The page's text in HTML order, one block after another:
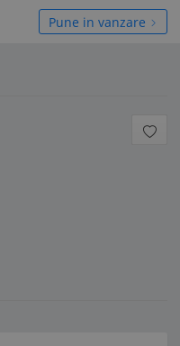
Pune in vanzare